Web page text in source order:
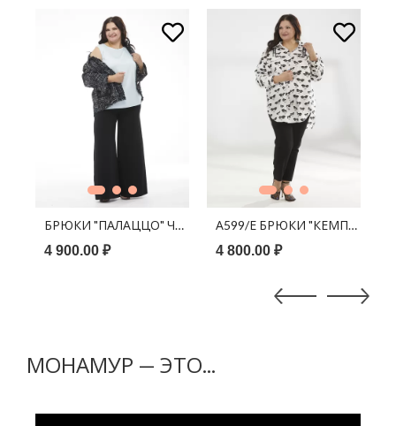
В КОРЗИНУ
БРЮКИ "ПАЛАЦЦО" ЧЕРНЫЙ
4 900.00 ₽
В КОРЗИНУ
А599/Е БРЮКИ "КЕМП"
4 800.00 ₽
МОНАМУР — ЭТО...